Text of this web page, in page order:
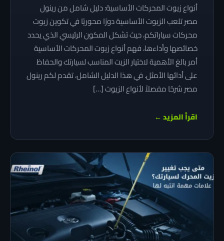
أنواع زيوت المحركات الأساسية: دليل شامل من رينول
مصر تلعب الزيوت الأساسية دورًا محوريًا في تكوين زيوت
محركات سياراتكم، حيث تشكل المكون الرئيسي الذي يحدد
خصائصها وأداءها، فهم أنواع زيوت المحركات الأساسية
أمر بالغ الأهمية لاختيار الزيت المناسب لسيارتك والحفاظ
على أدائها الأمثل. في هذا الدليل الشامل، تقدم لكم رينول
مصر شرحًا مفصلاً لأنواع الزيوت […]
اقرأ المزيد ←